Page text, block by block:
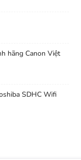
hãng Canon Việt
SDHC Wifi